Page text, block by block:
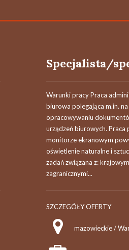
Warunki pracy Praca
biurowa polegająca m.in. na
opracowywaniu
urządzeń biurowych. Praca
monitorze ekranowym
oświetlenie naturalne i
zadań związana z:
zagranicznymi...
SZCZEGÓŁY OFERTY
mazowieckie /